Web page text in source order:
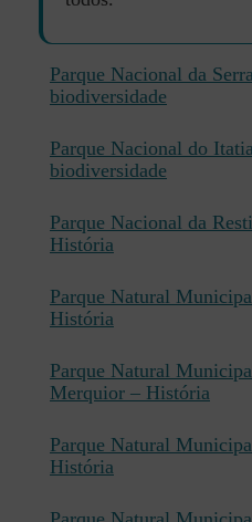
Parque Nacional da
biodiversidade
Parque Nacional do
biodiversidade
Parque Nacional da
História
Parque Natural
História
Parque Natural
Merquior – História
Parque Natural
História